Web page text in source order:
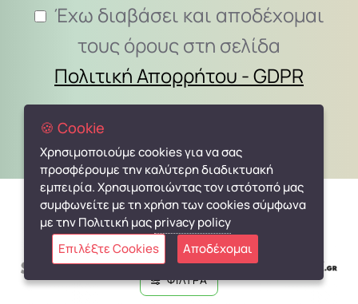
Έχω διαβάσει και αποδέχομαι
τους όρους στη σελίδα
Πολιτική Απορρήτου - GDPR
Συνεργαζόμαστε με:
ΦΙΛΤΡΑ
🍪 Cookie
Χρησιμοποιούμε cookies για να σας
προσφέρουμε την καλύτερη διαδικτυακή
εμπειρία. Χρησιμοποιώντας τον ιστότοπό μας
συμφωνείτε με τη χρήση των cookies σύμφωνα
με την Πολιτική μαςprivacy policy
Επιλέξτε Cookies
Αποδέχομαι